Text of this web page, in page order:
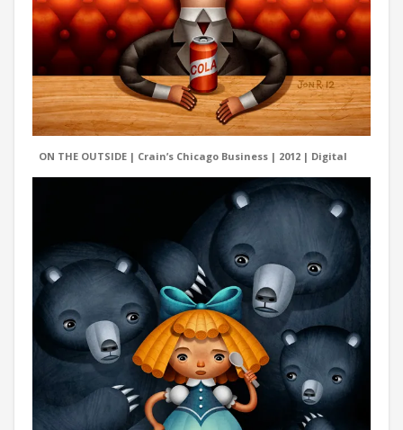
ON THE OUTSIDE | Crain’s Chicago Business | 2012 | Digital